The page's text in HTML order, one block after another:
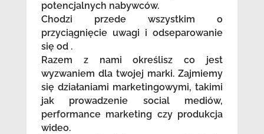
potencjalnych nabywców.
Chodzi przede wszystkim o
przyciągnięcie uwagi i odseparowanie
się od .
Razem z nami określisz co jest
wyzwaniem dla twojej marki. Zajmiemy
się działaniami marketingowymi, takimi
jak prowadzenie social mediów,
performance marketing czy produkcja
wideo.